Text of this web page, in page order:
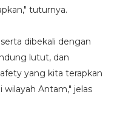
tuturnya.
dibekali dengan
lutut, dan
yang kita terapkan
wilayah Antam," jelas